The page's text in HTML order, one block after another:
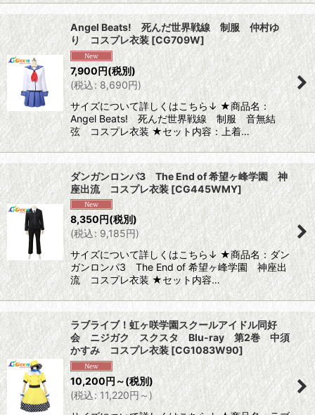
Angel Beats! 死んだ世界戦線 制服 仲村ゆ
り コスプレ衣装 [CG709W]
7,900円(税別)
(税込: 8,690円)
サイズについて詳しくはこちら↓ ★商品名：
Angel Beats! 死んだ世界戦線 制服 音無結
弦 コスプレ衣装 ★セット内容：上着…
ダンガンロンパ3 The End of 希望ヶ峰学園 神
座出流 コスプレ衣装 [CG445WMY]
8,350円(税別)
(税込: 9,185円)
サイズについて詳しくはこちら↓ ★商品名：ダン
ガンロンパ3 The End of 希望ヶ峰学園 神座出
流 コスプレ衣装 ★セット内容…
ラブライブ！虹ヶ咲学園スクールアイドル同好
会 ニジガク スクスタ Blu-ray 第2巻 中須
かすみ コスプレ衣装 [CG1083W90]
10,200円～(税別)
(税込: 11,220円～)